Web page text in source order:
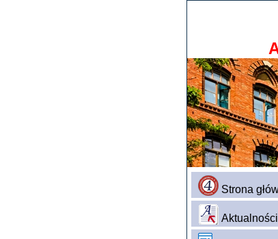
Strona
Aktualności